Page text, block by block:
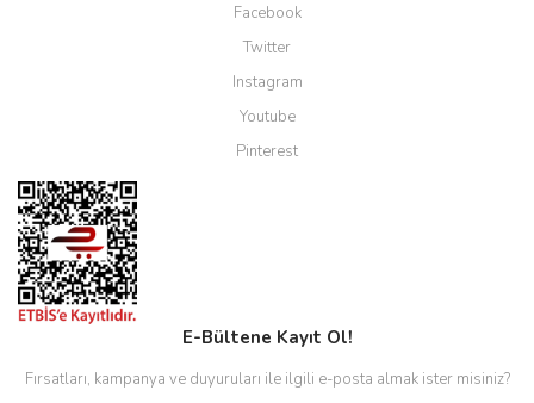
Facebook
Twitter
Instagram
Youtube
Pinterest
E-Bültene Kayıt Ol!
Fırsatları, kampanya ve duyuruları ile ilgili e-posta almak ister misiniz?